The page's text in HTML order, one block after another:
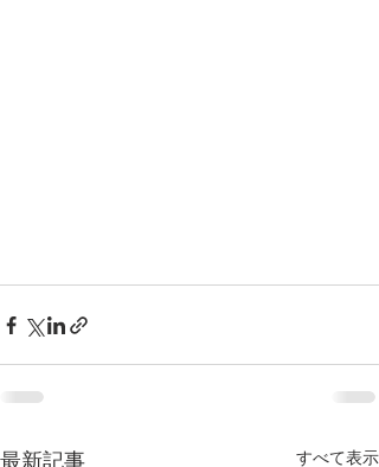
すべて表示